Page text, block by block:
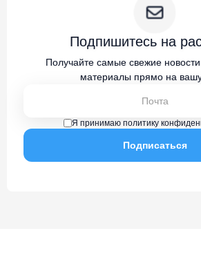
Подпишитесь на
Получайте самые свежие
материалы прямо на
Я принимаю политику